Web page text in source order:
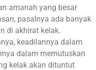
amanah yang besar
pasalnya ada banyak
di akhirat kelak.
keadilannya dalam
dalam memutuskan
kelak akan dituntut